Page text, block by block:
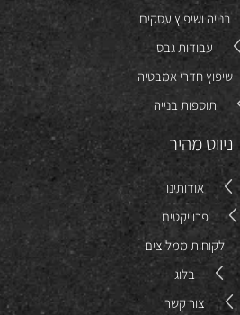
בנייה ושיפוץ עסקים
עבודות גבס
שיפוץ חדרי אמבטיה
תוספות בנייה
ניווט מהיר
אודותינו
פרוייקטים
לקוחות ממליצים
בלוג
צור קשר